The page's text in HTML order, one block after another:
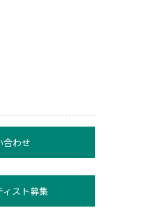
合わせ
ィスト募集